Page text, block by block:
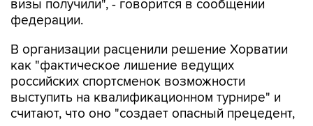
визы получили", - говорится в сообщении
федерации.
В организации расценили решение Хорватии
как "фактическое лишение ведущих
российских спортсменок возможности
выступить на квалификационном турнире" и
считают, что оно "создает опасный прецедент,